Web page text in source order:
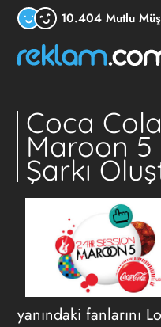
10.404 Mutlu
Coca
Maroon
Şarkı
yanındaki fanlarını